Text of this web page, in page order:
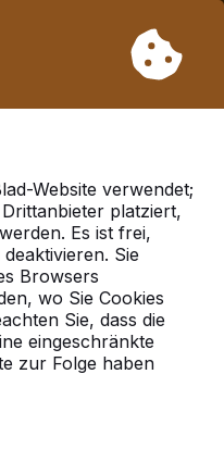
Sie daher längere
Website verwendet;
platziert,
Es ist frei,
Sie
Browsers
wo Sie Cookies
Sie, dass die
eingeschränkte
zur Folge haben
Hennef